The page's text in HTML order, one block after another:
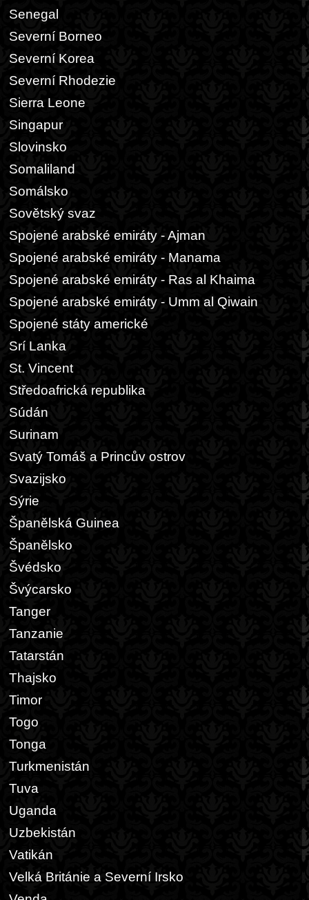
Senegal
Severní Borneo
Severní Korea
Severní Rhodezie
Sierra Leone
Singapur
Slovinsko
Somaliland
Somálsko
Sovětský svaz
Spojené arabské emiráty - Ajman
Spojené arabské emiráty - Manama
Spojené arabské emiráty - Ras al Khaima
Spojené arabské emiráty - Umm al Qiwain
Spojené státy americké
Srí Lanka
St. Vincent
Středoafrická republika
Súdán
Surinam
Svatý Tomáš a Princův ostrov
Svazijsko
Sýrie
Španělská Guinea
Španělsko
Švédsko
Švýcarsko
Tanger
Tanzanie
Tatarstán
Thajsko
Timor
Togo
Tonga
Turkmenistán
Tuva
Uganda
Uzbekistán
Vatikán
Velká Británie a Severní Irsko